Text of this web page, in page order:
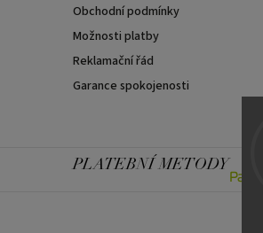
Obchodní podmínky
Možnosti platby
Reklamační řád
Garance spokojenosti
PLATEBNÍ METODY